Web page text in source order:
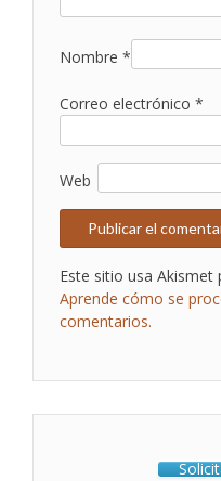
Nombre *
Correo electrónico *
Web
Este sitio usa Akismet
Aprende cómo se
comentarios.